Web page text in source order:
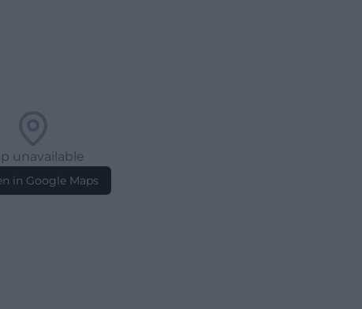
unavailable
in Google Maps